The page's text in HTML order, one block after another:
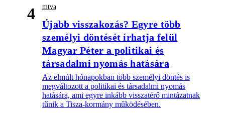
4 mtva
Újabb visszakozás? Egyre több
személyi döntését írhatja felül
Magyar Péter a politikai és
társadalmi nyomás hatására
Az elmúlt hónapokban több személyi döntés is
megváltozott a politikai és társadalmi nyomás
hatására, ami egyre inkább visszatérő mintázatnak
tűnik a Tisza-kormány működésében.